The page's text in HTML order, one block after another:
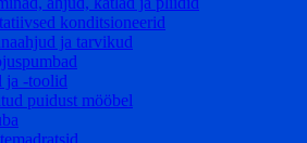
konditsioneerid
ja tarvikud
ja -toolid
puidust mööbel